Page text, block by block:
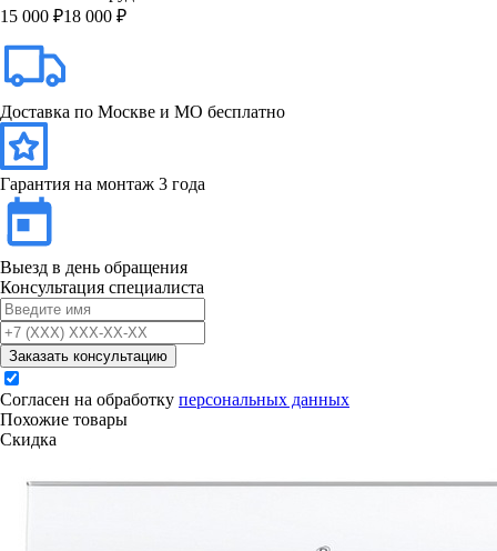
15 000 ₽18 000 ₽
Доставка по Москве и МО бесплатно
Гарантия на монтаж 3 года
Выезд в день обращения
Консультация специалиста
Заказать консультацию
Согласен на обработку персональных данных
Похожие товары
Скидка